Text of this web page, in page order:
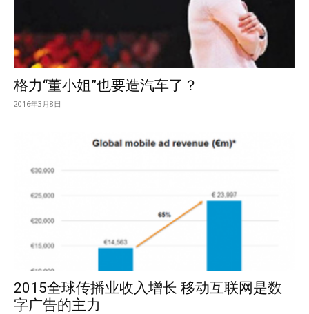
格力“董小姐”也要造汽车了？
2016年3月8日
2015全球传播业收入增长 移动互联网是数
字广告的主力